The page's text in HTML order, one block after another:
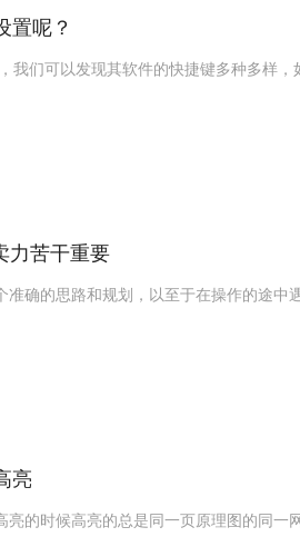
置呢 ？
， 我们可以发现其软件的快捷键多种多样 ，
力苦干重要
准确的思路和规划 ， 以至于在操作的途中
亮
亮的时候高亮的总是同一页原理图的同一